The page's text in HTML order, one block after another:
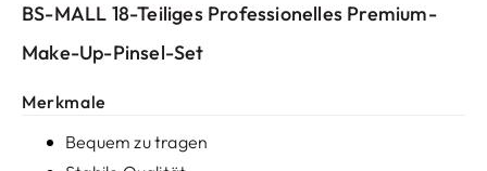
BS-MALL 18-Teiliges Professionelles Premium-
Make-Up-Pinsel-Set
Merkmale
Bequem zu tragen